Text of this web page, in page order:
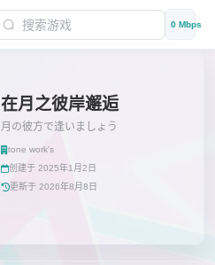
0 Mbps
在月之彼岸邂逅
月の彼方で逢いましょう
tone work's
创建于 2025年1月2日
更新于 2026年8月8日